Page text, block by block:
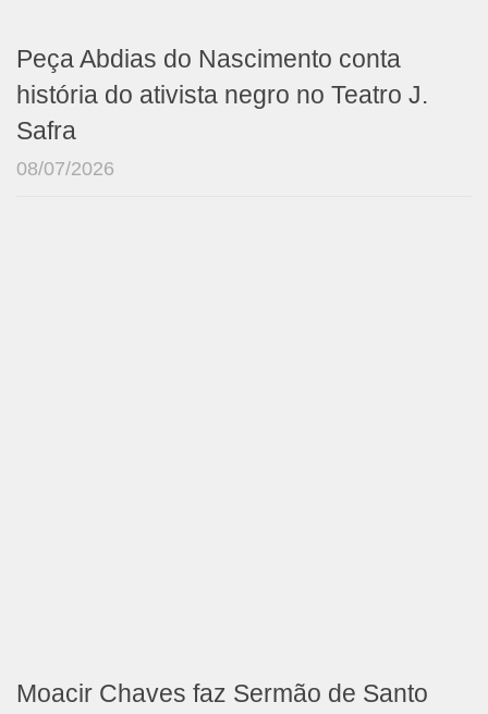
Peça Abdias do Nascimento conta
história do ativista negro no Teatro J.
Safra
08/07/2026
Moacir Chaves faz Sermão de Santo